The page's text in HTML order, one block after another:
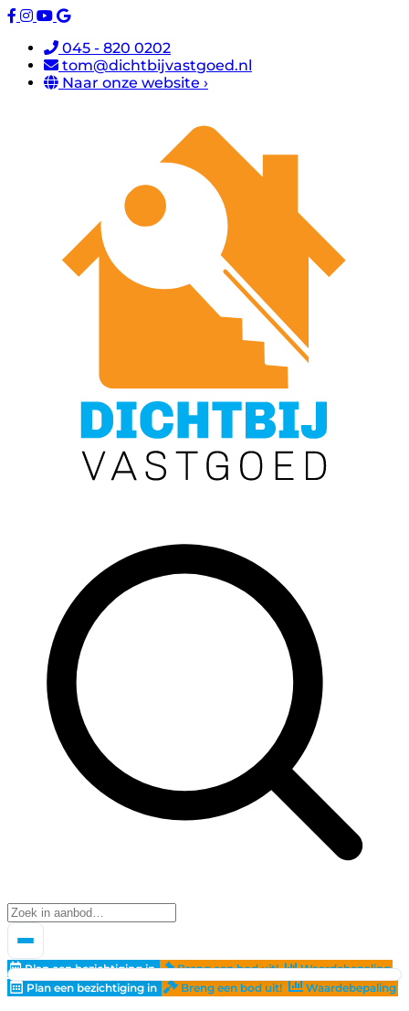
045 - 820 0202
tom@dichtbijvastgoed.nl
Naar onze website ›
Plan een bezichtiging in Breng een bod uit!
Waardebepaling
Plan een bezichtiging in
Breng een bod uit! Waardebepaling